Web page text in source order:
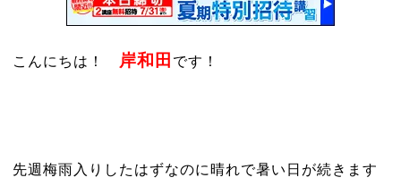
こんにちは！ 岸和田 です！
先週梅雨入りしたはずなのに晴れで暑い日が続きます